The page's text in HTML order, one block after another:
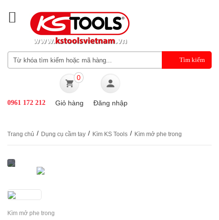
0961 172 212
0
Giỏ hàng Đăng nhập
Trang chủ / Dụng cụ cầm tay / Kìm KS Tools / Kìm mở phe trong
Kìm mở phe trong